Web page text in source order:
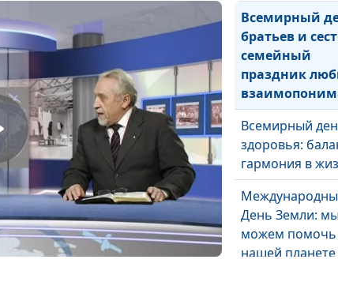
Всемирный
братьев и
семейный
праздник
Всемирный
здоровья:
гармония в
День Земли:
можем помочь
нашей планете